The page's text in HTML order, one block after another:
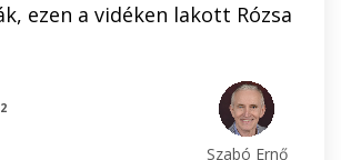
ezen a vidéken lakott Rózsa
2
Szabó Ernő